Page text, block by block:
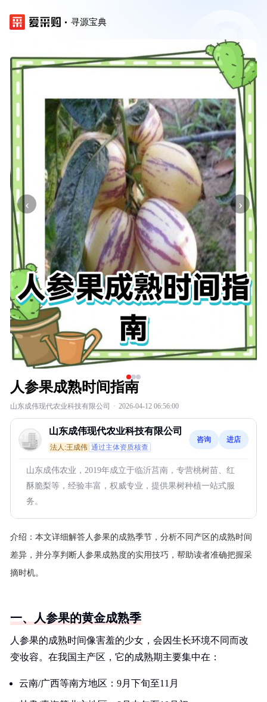
寻源宝典
‹ ›
人参果成熟时间指南
山东成伟现代农业科技有限公司 · 2026-04-12 06:56:00
山东成伟现代农业科技有限公司
法人:王成伟 通过主体资质核查
咨询 进店
山东成伟农业，2019年成立于临沂莒南，专营桃树苗、红
酥脆梨等，经验丰富，权威专业，提供果树种植一站式服
务。
介绍： 本文详细解答人参果的成熟季节，分析不同产区的成熟时间
差异，并分享判断人参果成熟度的实用技巧，帮助读者准确把握采
摘时机。
一、人参果的黄金成熟季
人参果的成熟时间像害羞的少女，会因生长环境不同而改
变妆容。在我国主产区，它的成熟期主要集中在：
云南/广西等南方地区：9月下旬至11月